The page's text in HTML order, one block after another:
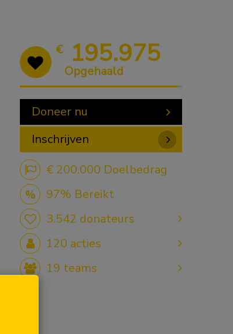
€ 195.975
Opgehaald
Doneer nu
Inschrijven
€ 200.000 Doelbedrag
97% Bereikt
3.542 donateurs
120 acties
19 teams